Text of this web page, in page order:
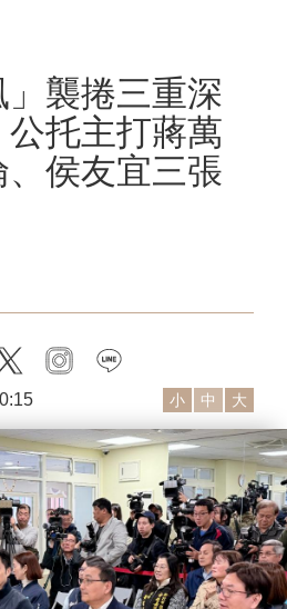
」襲捲三重深
托主打蔣萬
侯友宜三張
twitter instagram
小 中 大